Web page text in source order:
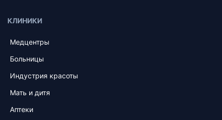
КЛИНИКИ
Медцентры
Больницы
Индустрия красоты
Мать и дитя
Аптеки